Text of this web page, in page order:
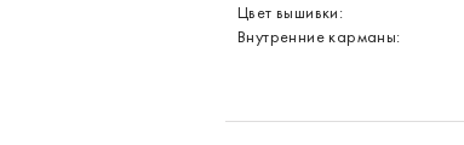
Цвет вышивки:
Внутренние карманы: